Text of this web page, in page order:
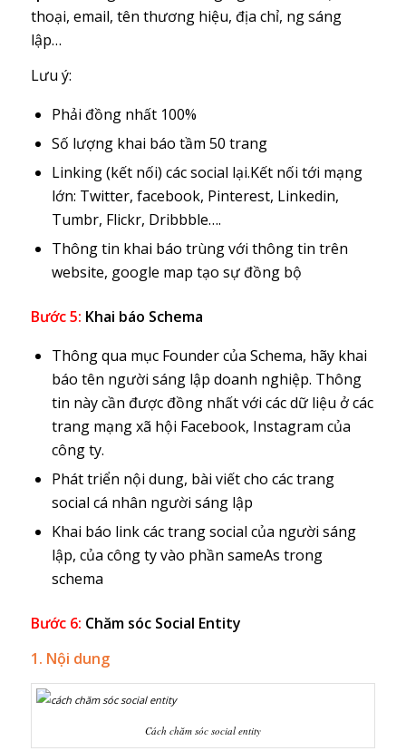
thoại, email, tên thương hiệu, địa chỉ, ng sáng
lập…
Lưu ý:
Phải đồng nhất 100%
Số lượng khai báo tầm 50 trang
Linking (kết nối) các social lại.Kết nối tới mạng
lớn: Twitter, facebook, Pinterest, Linkedin,
Tumbr, Flickr, Dribbble….
Thông tin khai báo trùng với thông tin trên
website, google map tạo sự đồng bộ
Bước 5: Khai báo Schema
Thông qua mục Founder của Schema, hãy khai
báo tên người sáng lập doanh nghiệp. Thông
tin này cần được đồng nhất với các dữ liệu ở các
trang mạng xã hội Facebook, Instagram của
công ty.
Phát triển nội dung, bài viết cho các trang
social cá nhân người sáng lập
Khai báo link các trang social của người sáng
lập, của công ty vào phần sameAs trong
schema
Bước 6: Chăm sóc Social Entity
1. Nội dung
Cách chăm sóc social entity